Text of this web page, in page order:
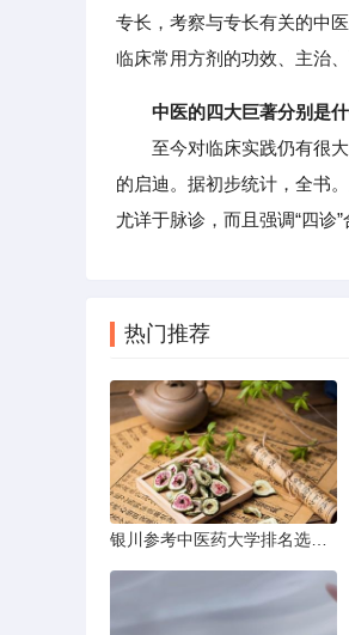
专长，考察与专长有关的中
临床常用方剂的功效、主治
中医的四大巨著分别是
至今对临床实践仍有很大
的启迪。据初步统计，全书
尤详于脉诊，而且强调“四诊
热门推荐